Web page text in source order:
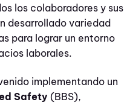
los colaboradores y sus
desarrollado variedad
para lograr un entorno
laborales.
implementando un
Safety (BBS),